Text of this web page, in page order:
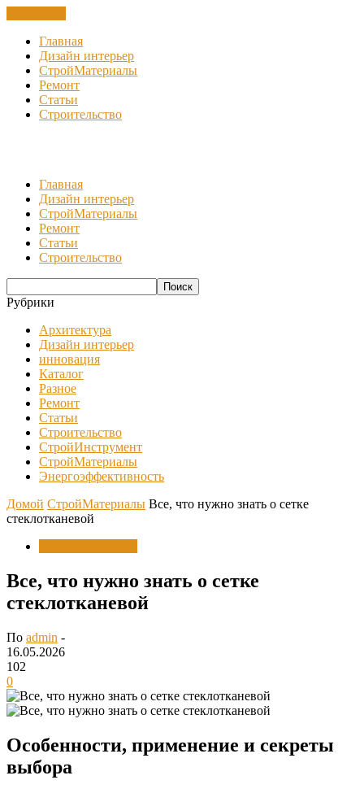
Главная
Дизайн интерьер
СтройМатериалы
Ремонт
Статьи
Строительство
Главная
Дизайн интерьер
СтройМатериалы
Ремонт
Статьи
Строительство
Рубрики
Архитектура
Дизайн интерьер
инновация
Каталог
Разное
Ремонт
Статьи
Строительство
СтройИнструмент
СтройМатериалы
Энергоэффективность
Домой СтройМатериалы Все, что нужно знать о сетке
стеклотканевой
Все, что нужно знать о сетке
стеклотканевой
По admin -
16.05.2026
102
0
Особенности, применение и секреты
выбора